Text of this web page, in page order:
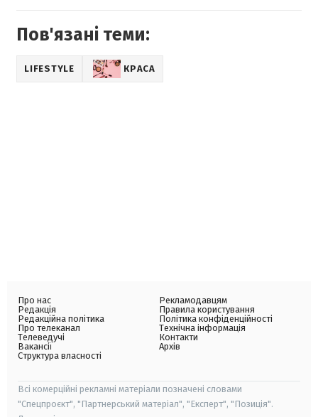
Пов'язані теми:
LIFESTYLE КРАСА
Про нас
Редакція
Редакційна політика
Про телеканал
Телеведучі
Вакансії
Структура власності
Рекламодавцям
Правила користування
Політика конфіденційності
Технічна інформація
Контакти
Архів
Всі комерційні рекламні матеріали позначені словами
"Спецпроєкт", "Партнерський матеріал", "Експерт", "Позиція".